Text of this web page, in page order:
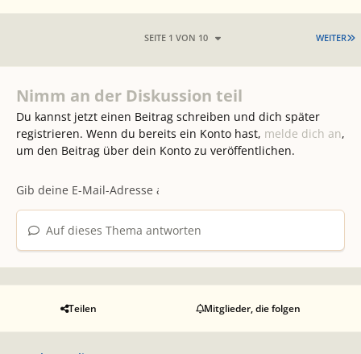
WEITER
SEITE 1 VON 10
Nimm an der Diskussion teil
Du kannst jetzt einen Beitrag schreiben und dich später
registrieren. Wenn du bereits ein Konto hast, melde dich an,
um den Beitrag über dein Konto zu veröffentlichen.
Auf dieses Thema antworten
Teilen Mitglieder, die folgen